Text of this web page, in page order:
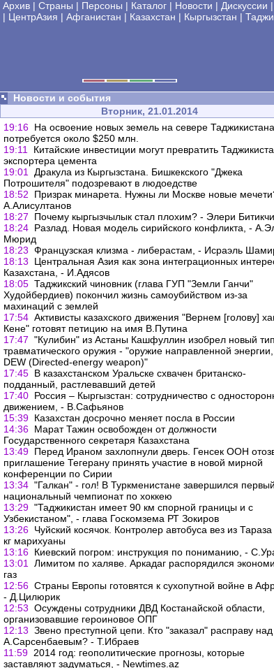
Архив | Страны | Персоны | Каталог | Новости | Дискуссии |
| ЦентрАзия | Афганистан | Казахстан | Кыргызстан |
Новости и события
Вторник, 21.01.2014
19:16 На освоение новых земель на севере Таджикистана
потребуется около $250 млн.
19:11
Китайские инвестиции могут превратить
экспортера цемента
19:01
Дракула из Кыргызстана. Бишкекского "Джека
Потрошителя" подозревают в людоедстве
18:52
Призрак минарета. Нужны ли Москве новые
А.Алисултанов
18:27
Почему кыргызчылык стал плохим? - Элери Битикчи
18:24 Разлад. Новая модель сирийского конфликта, -
Мюрид
18:23 Французская клизма - либерастам, - Исраэль
18:13
Центральная Азия как зона интеграционных
Казахстана, - И.Адясов
18:05 Таджикский чиновник (глава ГУП "Земли Ганчи"
Худойбердиев) покончил жизнь самоубийством из-за
махинаций с землей
17:54 Активисты казахского движения "Вернем [голову]
Кене" готовят петицию на имя В.Путина
17:47 "Кулибин" из Астаны Кашфуллин изобрел новый тип
травматического оружия - "оружие направленной
DEW (Directed-energy weapon)"
17:45 В казахстанском Уральске схвачен британско-
подданный, растлевавший детей
17:40 Россия – Кыргызстан: сотрудничество с
движением, - В.Сафьянов
15:39 Казахстан досрочно меняет посла в России
14:36 Марат Тажин освобожден от должности
Государственного секретаря Казахстана
13:49 Перед Ираном захлопнули дверь. Генсек ООН
приглашение Тегерану принять участие в новой мирной
конференции по Сирии
13:34 "Галкан" - гол! В Туркменистане завершился первый
национальный чемпионат по хоккею
13:29 "Таджикистан имеет 90 км спорной границы и с
Узбекистаном", - глава Госкомзема РТ Зокиров
13:26 Чуйский косячок. Контролер автобуса вез из
кг марихуаны
13:16 Киевский погром: инструкция по пониманию, -
13:01
Лимитом по халяве. Аркадаг распорядился
газ
12:56 Страны Европы готовятся к сухопутной войне в
- Д.Цилюрик
12:53 Осуждены сотрудники ДВД Костанайской области,
организовавшие героиновое ОПГ
12:13 Звено преступной цепи. Кто "заказал" расправу над
А.Сарсенбаевым? - Т.Ибраев
11:59 2014 год: геополитические прогнозы, которые
заставляют задуматься, - Newtimes.az